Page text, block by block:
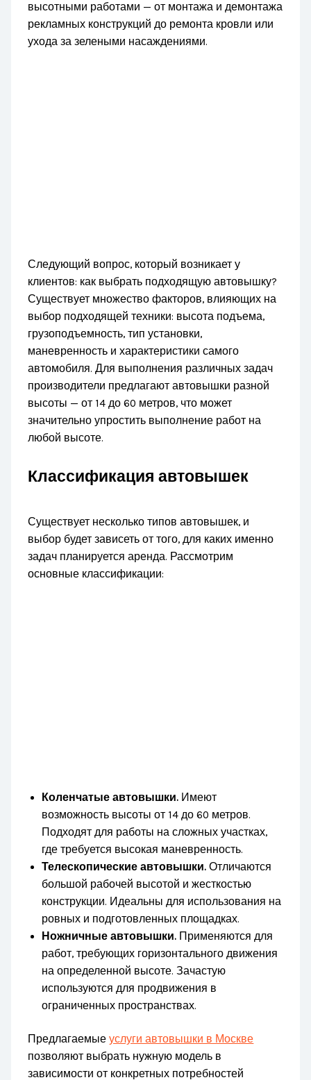
высотными работами — от монтажа и демонтажа
рекламных конструкций до ремонта кровли или
ухода за зелеными насаждениями.
Следующий вопрос, который возникает у
клиентов: как выбрать подходящую автовышку?
Существует множество факторов, влияющих на
выбор подходящей техники: высота подъема,
грузоподъемность, тип установки,
маневренность и характеристики самого
автомобиля. Для выполнения различных задач
производители предлагают автовышки разной
высоты — от 14 до 60 метров, что может
значительно упростить выполнение работ на
любой высоте.
Классификация автовышек
Существует несколько типов автовышек, и
выбор будет зависеть от того, для каких именно
задач планируется аренда. Рассмотрим
основные классификации:
Коленчатые автовышки. Имеют
возможность высоты от 14 до 60 метров.
Подходят для работы на сложных участках,
где требуется высокая маневренность.
Телескопические автовышки. Отличаются
большой рабочей высотой и жесткостью
конструкции. Идеальны для использования на
ровных и подготовленных площадках.
Ножничные автовышки. Применяются для
работ, требующих горизонтального движения
на определенной высоте. Зачастую
используются для продвижения в
ограниченных пространствах.
Предлагаемыеуслуги автовышки в Москве
позволяют выбрать нужную модель в
зависимости от конкретных потребностей